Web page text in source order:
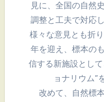
見に、全国の自然
調整と工夫で対応
様々な意見とも折
年を迎え、標本の
信する新施設とし
ョナリウム”
改めて、自然標